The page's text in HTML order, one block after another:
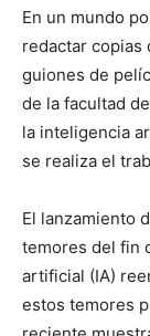
En un mundo
redactar copias
guiones de
de la facultad
la inteligencia
se realiza el
El lanzamiento
temores del fin
artificial (IA)
estos temores